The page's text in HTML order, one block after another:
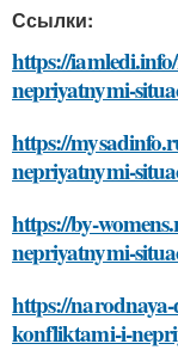
Ссылки:
https://
nepriyatnymi-
https://
nepriyatnymi-
https://by-
nepriyatnymi-
https://
konfliktami-i-